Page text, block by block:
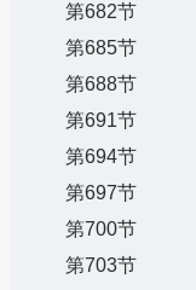
第682节
第685节
第688节
第691节
第694节
第697节
第700节
第703节